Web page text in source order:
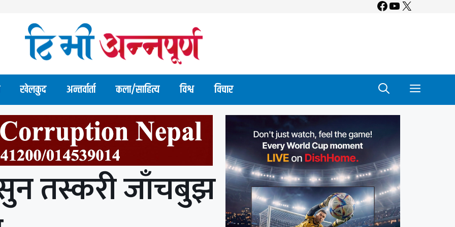
Facebook
YouTube
X
खेलकुद अन्तर्वार्ता कला/साहित्य विश्व विचार
तस्करी जाँचबुझ